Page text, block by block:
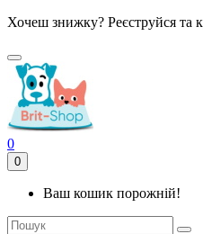
Хочеш знижку? Реєструйся та
0
0
Ваш кошик порожній!